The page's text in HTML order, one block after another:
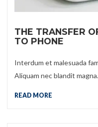
THE TRANSFER
TO PHONE
Interdum et malesuada
Aliquam nec blandit
READ MORE